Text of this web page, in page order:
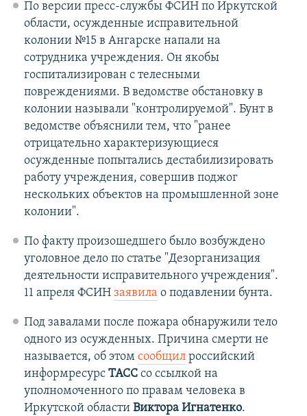
По версии пресс-службы ФСИН по Иркутской
области, осужденные исправительной
колонии №15 в Ангарске напали на
сотрудника учреждения. Он якобы
госпитализирован с телесными
повреждениями. В ведомстве обстановку в
колонии называли "контролируемой". Бунт в
ведомстве объяснили тем, что "ранее
отрицательно характеризующиеся
осужденные попытались дестабилизировать
работу учреждения, совершив поджог
нескольких объектов на промышленной зоне
колонии".
По факту произошедшего было возбуждено
уголовное дело по статье "Дезорганизация
деятельности исправительного учреждения".
11 апреля ФСИН заявила о подавлении бунта.
Под завалами после пожара обнаружили тело
одного из осужденных. Причина смерти не
называется, об этом сообщилроссийский
информресурс ТАССсо ссылкой на
уполномоченного по правам человека в
Иркутской области Виктора Игнатенко.